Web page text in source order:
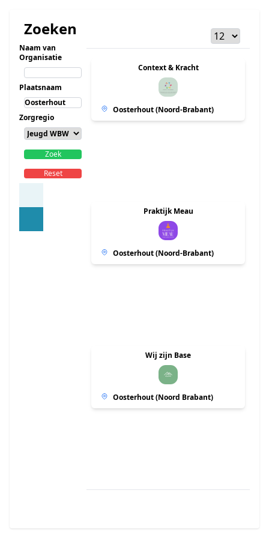
Zoeken
Naam van
Organisatie
Plaatsnaam
Zorgregio
Zoek
Reset
Context & Kracht
Oosterhout (Noord-Brabant)
Praktijk Meau
Oosterhout (Noord-Brabant)
Wij zijn Base
Oosterhout (Noord Brabant)